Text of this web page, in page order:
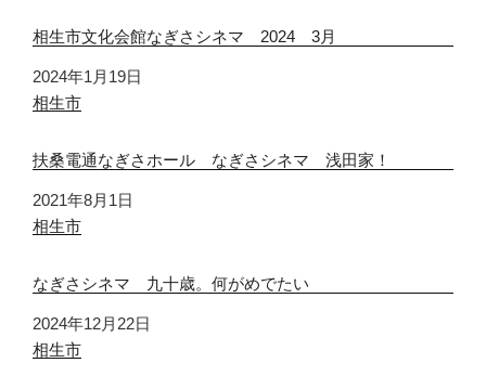
相生市文化会館なぎさシネマ 2024 3月
日付
2024年1月19日
関連理由
相生市
扶桑電通なぎさホール なぎさシネマ 浅田家！
日付
2021年8月1日
関連理由
相生市
なぎさシネマ 九十歳。何がめでたい
日付
2024年12月22日
関連理由
相生市